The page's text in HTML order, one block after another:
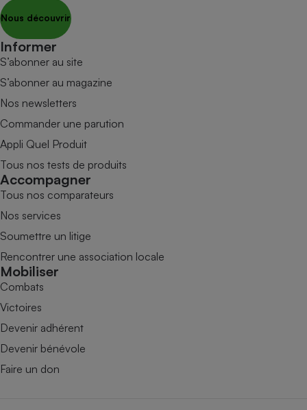
Nous découvrir
Informer
S’abonner au site
S’abonner au magazine
Nos newsletters
Commander une parution
Appli Quel Produit
Tous nos tests de produits
Accompagner
Tous nos comparateurs
Nos services
Soumettre un litige
Rencontrer une association locale
Mobiliser
Combats
Victoires
Devenir adhérent
Devenir bénévole
Faire un don